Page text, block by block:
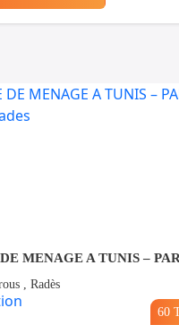
, Radès
60